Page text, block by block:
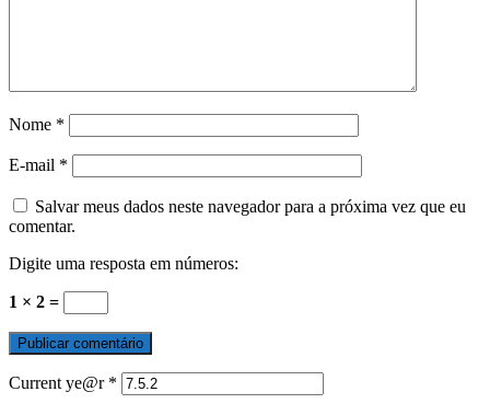
Nome *
E-mail *
Salvar meus dados neste navegador para a próxima vez que eu
comentar.
Digite uma resposta em números:
1 × 2 =
Current ye@r *